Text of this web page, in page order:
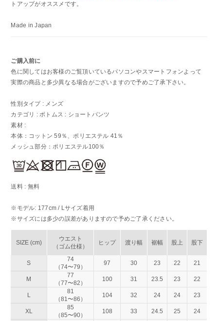
トアップがオススメです。
Made in Japan
ご購入前に
色に関してはお客様のご覧頂いているパソコンやスマートフォンよって
実際の商品と多少異なる場合がございますので予めご了承下さい。
性別タイプ : メンズ
カテゴリ : ボトムス : ショートパンツ
素材 :
本体：コットン 59％、ポリエステル 41％
メッシュ部分：ポリエステル100％
送料 : 無料
※モデル: 177cm / Lサイズ着用
※サイズには多少の誤差がありますので予めご了承ください。
SIZE (cm)
ウエスト
（ゴム仕様）
ヒップ 渡り幅 裾幅 股上 股下
S
74
（74〜79）
97 30 23 22 21
M
77
（77〜82）
100 31 23.5 23 22
L
81
（81〜86）
104 32 24 24 23
XL
85
（85〜90）
108 33 24.5 25
24